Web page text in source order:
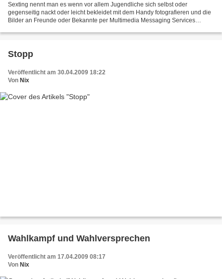
Sexting nennt man es wenn vor allem Jugendliche sich selbst oder
gegenseitig nackt oder leicht bekleidet mit dem Handy fotografieren und die
Bilder an Freunde oder Bekannte per Multimedia Messaging Services
Stopp
Veröffentlicht am 30.04.2009 18:22
Von Nix
Wahlkampf und Wahlversprechen
Veröffentlicht am 17.04.2009 08:17
Von Nix